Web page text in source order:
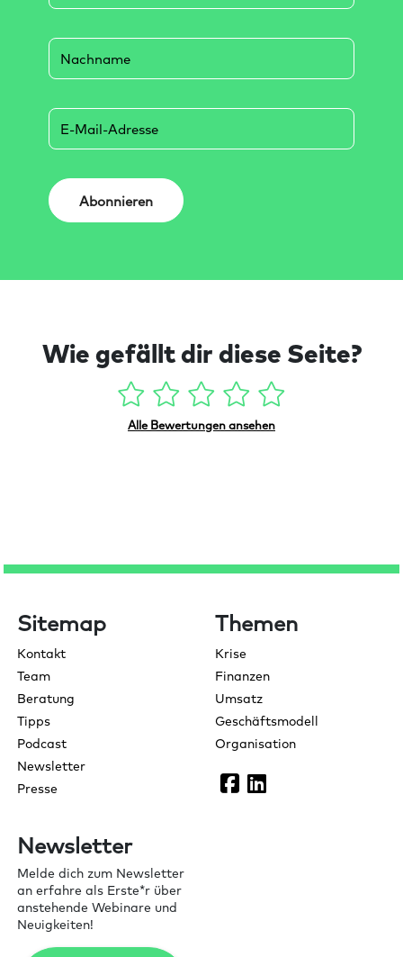
Abonnieren
Wie gefällt dir diese Seite?
Alle Bewertungen ansehen
Sitemap
Kontakt
Team
Beratung
Tipps
Podcast
Newsletter
Presse
Themen
Krise
Finanzen
Umsatz
Geschäftsmodell
Organisation
Newsletter
Melde dich zum Newsletter
an erfahre als Erste*r über
anstehende Webinare und
Neuigkeiten!